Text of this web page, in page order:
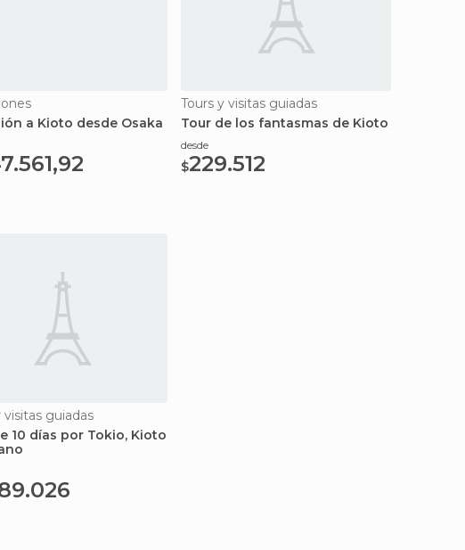
a Kioto desde Osaka
Tours y visitas guiadas
Tour de los fantasmas de Kioto
desde
$229.512
visitas guiadas
10 días por Tokio, Kioto